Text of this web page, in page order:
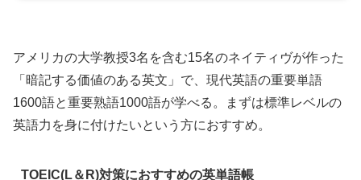
アメリカの大学教授3名を含む15名のネイティヴが作った
「暗記する価値のある英文」で、現代英語の重要単語
1600語と重要熟語1000語が学べる。まずは標準レベルの
英語力を身に付けたいという方におすすめ。
TOEIC(L＆R)対策におすすめの英単語帳